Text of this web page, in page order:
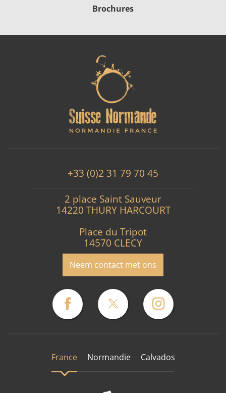
Brochures
+33 (0)2 31 79 70 45
2 place Saint Sauveur
14220 THURY HARCOURT
Place du Tripot
14570 CLECY
Neem contact met ons
France Normandie Calvados